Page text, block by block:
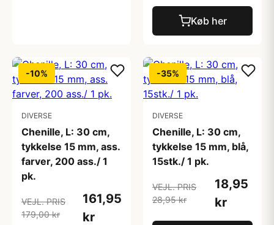
Køb her
-10%
DIVERSE
Chenille, L: 30 cm,
tykkelse 15 mm, ass.
farver, 200 ass./ 1
pk.
VEJL. PRIS
179,00 kr
161,95
kr
-35%
DIVERSE
Chenille, L: 30 cm,
tykkelse 15 mm, blå,
15stk./ 1 pk.
VEJL. PRIS
28,95 kr
18,95
kr